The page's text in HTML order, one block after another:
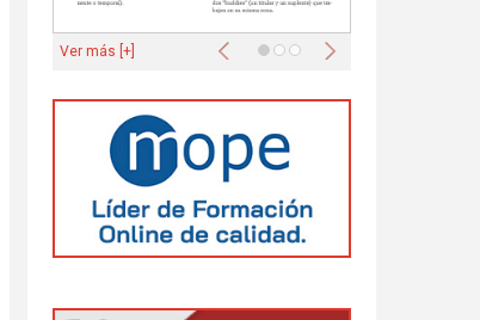
Anterior Siguiente
Ver más [+]